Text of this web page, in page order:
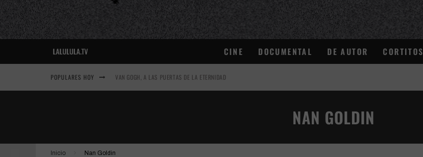
CINE DOCUMENTAL DE AUTOR CORTITOS
POPULARES HOY VAN GOGH, A LAS PUERTAS DE LA ETERNIDAD
NAN GOLDIN
Inicio Nan Goldin